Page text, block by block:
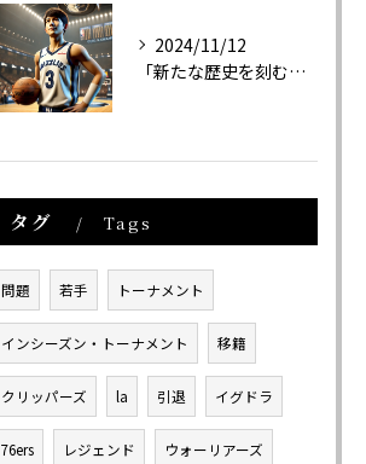
2024/11/12
「新たな歴史を刻む！河村勇輝と日本人選手たちのNBA挑戦と成功の軌跡」
タグ Tags
問題 若手 トーナメント
インシーズン・トーナメント 移籍
クリッパーズ la 引退 イグドラ
76ers レジェンド ウォーリアーズ